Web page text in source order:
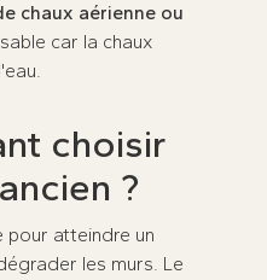
chaux aérienne ou
car la chaux
choisir
?
pour atteindre un
les murs. Le